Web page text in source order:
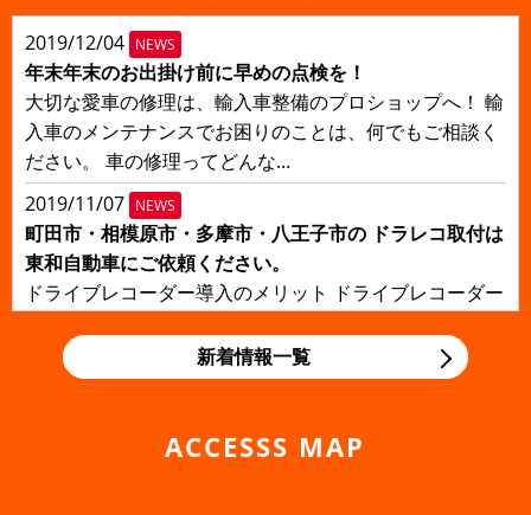
2019/12/04 NEWS
年末年末のお出掛け前に早めの点検を！
大切な愛車の修理は、輸入車整備のプロショップへ！ 輸
入車のメンテナンスでお困りのことは、何でもご相談く
ださい。 車の修理ってどんな...
2019/11/07 NEWS
町田市・相模原市・多摩市・八王子市の ドラレコ取付は
東和自動車にご依頼ください。
ドライブレコーダー導入のメリット ドライブレコーダー
か？一番のメリットは、事故現場...
にご依頼ください。
新着情報一覧
ACCESSS MAP